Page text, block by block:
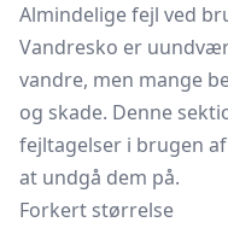
Almindelige fejl ved
Vandresko er
vandre, men mange
og skade. Denne
fejltagelser i brugen
at undgå dem på.
Forkert størrelse